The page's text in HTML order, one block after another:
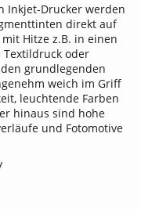
Inkjet-Drucker werden
direkt auf
Hitze z.B. in einen
oder
grundlegenden
weich im Griff
leuchtende Farben
hinaus sind hohe
und Fotomotive